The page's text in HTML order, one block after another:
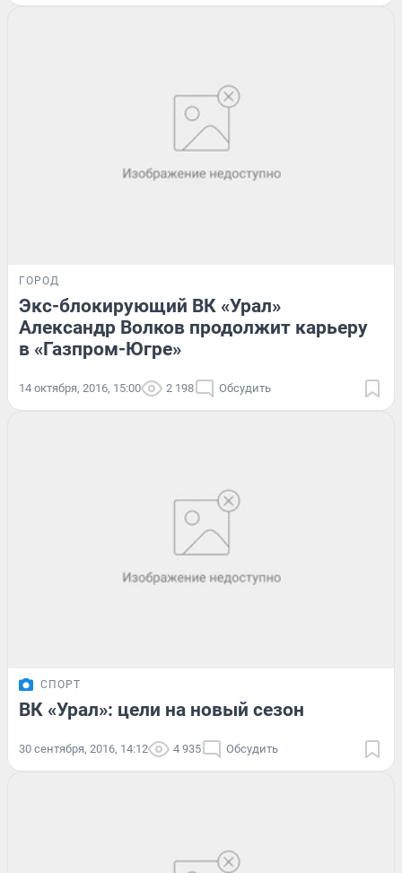
ГОРОД
Экс-блокирующий ВК «Урал»
Александр Волков продолжит карьеру
в «Газпром-Югре»
14 октября, 2016, 15:00 2 198 Обсудить
СПОРТ
ВК «Урал»: цели на новый сезон
30 сентября, 2016, 14:12 4 935 Обсудить